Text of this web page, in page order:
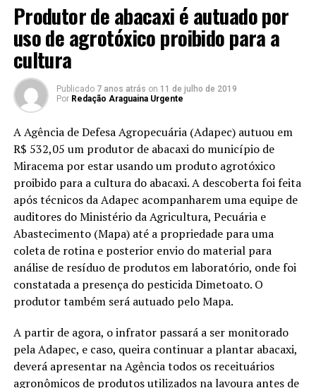
Produtor de abacaxi é autuado por
uso de agrotóxico proibido para a
cultura
Publicado 7 anos atrás on 11 de julho de 2019
Por Redação Araguaina Urgente
A Agência de Defesa Agropecuária (Adapec) autuou em
R$ 532,05 um produtor de abacaxi do município de
Miracema por estar usando um produto agrotóxico
proibido para a cultura do abacaxi. A descoberta foi feita
após técnicos da Adapec acompanharem uma equipe de
auditores do Ministério da Agricultura, Pecuária e
Abastecimento (Mapa) até a propriedade para uma
coleta de rotina e posterior envio do material para
análise de resíduo de produtos em laboratório, onde foi
constatada a presença do pesticida Dimetoato. O
produtor também será autuado pelo Mapa.
A partir de agora, o infrator passará a ser monitorado
pela Adapec, e caso, queira continuar a plantar abacaxi,
deverá apresentar na Agência todos os receituários
agronômicos de produtos utilizados na lavoura antes de